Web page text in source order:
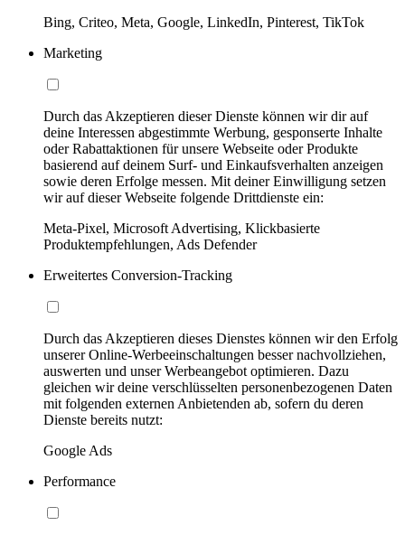
Bing, Criteo, Meta, Google, LinkedIn, Pinterest, TikTok
Marketing
Durch das Akzeptieren dieser Dienste können wir dir auf
deine Interessen abgestimmte Werbung, gesponserte Inhalte
oder Rabattaktionen für unsere Webseite oder Produkte
basierend auf deinem Surf- und Einkaufsverhalten anzeigen
sowie deren Erfolge messen. Mit deiner Einwilligung setzen
wir auf dieser Webseite folgende Drittdienste ein:
Meta-Pixel, Microsoft Advertising, Klickbasierte
Produktempfehlungen, Ads Defender
Erweitertes Conversion-Tracking
Durch das Akzeptieren dieses Dienstes können wir den Erfolg
unserer Online-Werbeeinschaltungen besser nachvollziehen,
auswerten und unser Werbeangebot optimieren. Dazu
gleichen wir deine verschlüsselten personenbezogenen Daten
mit folgenden externen Anbietenden ab, sofern du deren
Dienste bereits nutzt:
Google Ads
Performance